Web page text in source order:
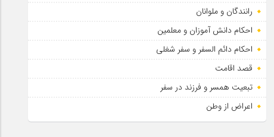
رانندگان و ملوانان
احکام دانش آموزان و معلمین
احکام دائم السفر و سفر شغلی
قصد اقامت
تبعیت همسر و فرزند در سفر
اعراض از وطن